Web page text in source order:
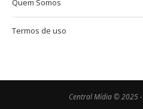
Quem Somos
Termos de uso
Central Mídia © 2025 -